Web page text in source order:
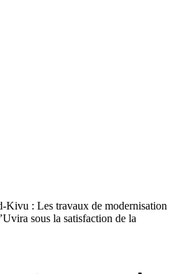
Kivu : Les travaux de modernisation
sous la satisfaction de la